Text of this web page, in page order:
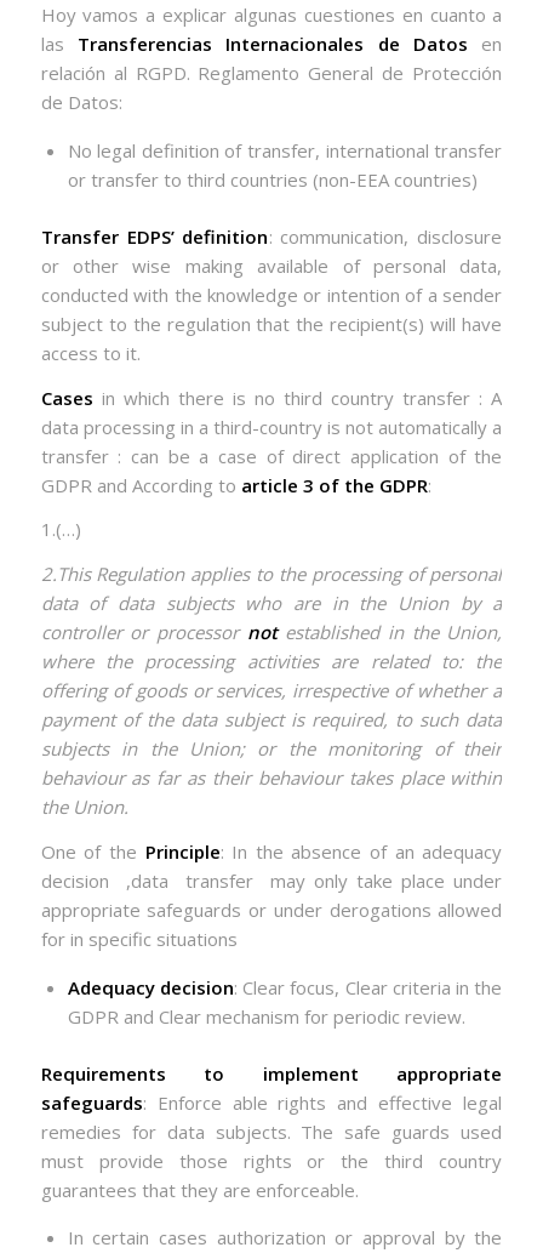
Hoy vamos a explicar algunas cuestiones en cuanto a
las Transferencias Internacionales de Datos en
relación al RGPD. Reglamento General de Protección
de Datos:
No legal definition of transfer, international transfer
or transfer to third countries (non-EEA countries)
Transfer EDPS’ definition: communication, disclosure
or other wise making available of personal data,
conducted with the knowledge or intention of a sender
subject to the regulation that the recipient(s) will have
access to it.
Cases in which there is no third country transfer : A
data processing in a third-country is not automatically a
transfer : can be a case of direct application of the
GDPR and According to article 3 of the GDPR:
1.(…)
2.This Regulation applies to the processing of personal
data of data subjects who are in the Union by a
controller or processor notestablished in the Union,
where the processing activities are related to: the
offering of goods or services, irrespective of whether a
payment of the data subject is required, to such data
subjects in the Union; or the monitoring of their
behaviour as far as their behaviour takes place within
the Union.
One of the Principle: In the absence of an adequacy
decision ,data transfer may only take place under
appropriate safeguards or under derogations allowed
for in specific situations
Adequacy decision: Clear focus, Clear criteria in the
GDPR and Clear mechanism for periodic review.
Requirements to implement appropriate
safeguards: Enforce able rights and effective legal
remedies for data subjects. The safe guards used
must provide those rights or the third country
guarantees that they are enforceable.
In certain cases authorization or approval by the